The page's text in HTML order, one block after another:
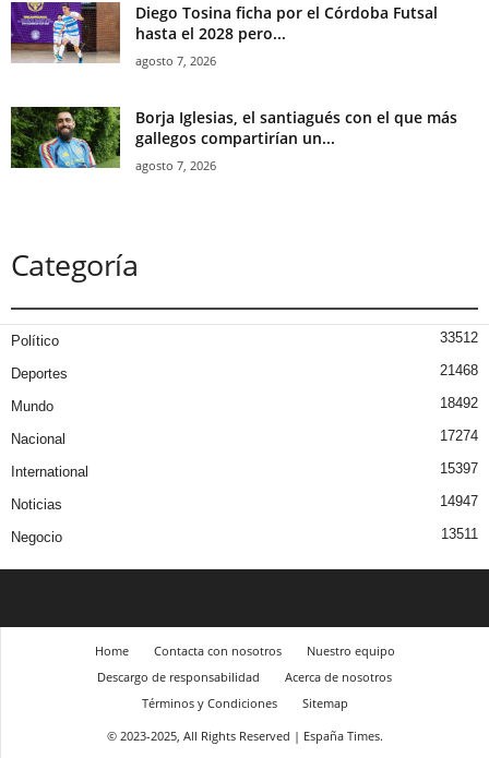
Diego Tosina ficha por el Córdoba Futsal
hasta el 2028 pero...
agosto 7, 2026
Borja Iglesias, el santiagués con el que más
gallegos compartirían un...
agosto 7, 2026
Categoría
Político 33512
Deportes 21468
Mundo 18492
Nacional 17274
International 15397
Noticias 14947
Negocio 13511
Home Contacta con nosotros
Nuestro equipo
Descargo de responsabilidad
Acerca de nosotros
Términos y Condiciones
Sitemap
© 2023-2025, All Rights Reserved | España Times.